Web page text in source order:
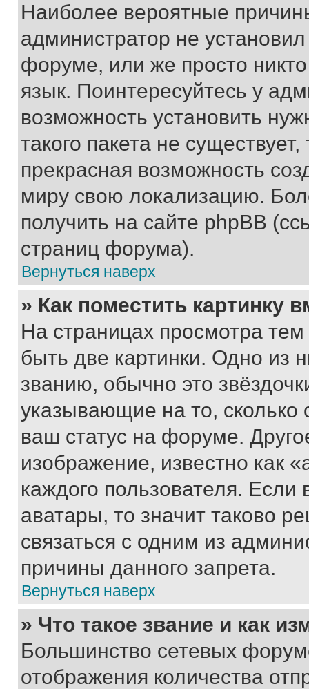
Наиболее вероятные
администратор не
форуме, или же просто
язык. Поинтересуйтесь у
возможность установить
такого пакета не
прекрасная возможность
миру свою локализацию.
получить на сайте phpBB
страниц форума).
Вернуться наверх
» Как поместить картинку
На страницах просмотра
быть две картинки. Одно из
званию, обычно это
указывающие на то,
ваш статус на форуме.
изображение, известно как
каждого пользователя.
аватары, то значит таково
связаться с одним из
причины данного запрета.
Вернуться наверх
» Что такое звание и как
Большинство сетевых
отображения количества